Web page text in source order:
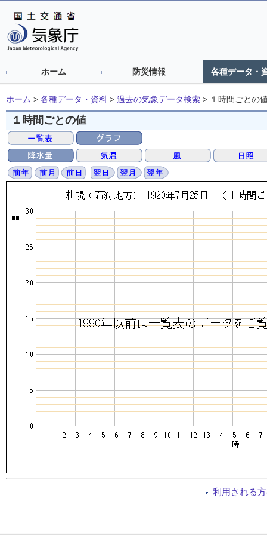
ホーム 防災情報 各種データ・
ホーム > 各種データ・資料 > 過去の気象データ検索 > １時間ごとの
１時間ごとの値
利用される